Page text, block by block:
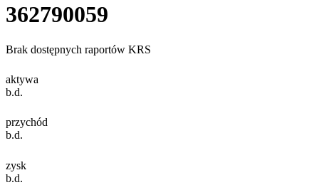
362790059
Brak dostępnych raportów KRS
aktywa
b.d.
przychód
b.d.
zysk
b.d.